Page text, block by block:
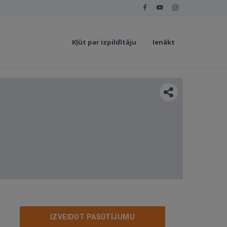
Kļūt par izpildītāju Ienākt
IZVEIDOT PASŪTĪJUMU